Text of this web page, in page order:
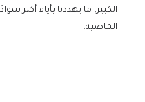
الكبير، ما يهددنا بأيام أكثر
الماضية.